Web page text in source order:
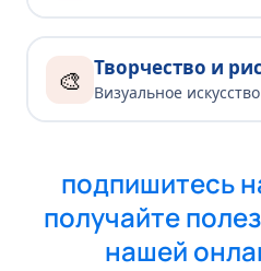
🎨 Творчество и
Визуальное искусство
подпишитесь
получайте
нашей